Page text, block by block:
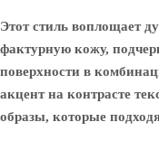
Этот стиль воплощает
фактурную кожу,
поверхности в
акцент на контрасте
образы, которые